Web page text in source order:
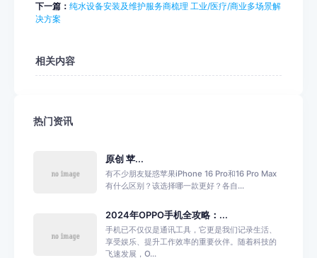
下一篇： 纯水设备安装及维护服务商梳理 工业/医疗/商业多场景解
决方案
相关内容
热门资讯
原创 苹...
有不少朋友疑惑苹果iPhone 16 Pro和16 Pro Max
有什么区别？该选择哪一款更好？各自...
2024年OPPO手机全攻略：...
手机已不仅仅是通讯工具，它更是我们记录生活、
享受娱乐、提升工作效率的重要伙伴。随着科技的
飞速发展，O...